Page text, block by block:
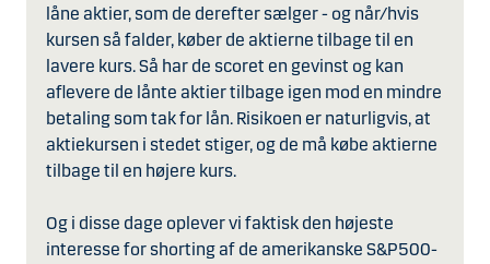
låne aktier, som de derefter sælger - og når/hvis
kursen så falder, køber de aktierne tilbage til en
lavere kurs. Så har de scoret en gevinst og kan
aflevere de lånte aktier tilbage igen mod en mindre
betaling som tak for lån. Risikoen er naturligvis, at
aktiekursen i stedet stiger, og de må købe aktierne
tilbage til en højere kurs.
Og i disse dage oplever vi faktisk den højeste
interesse for shorting af de amerikanske S&P500-